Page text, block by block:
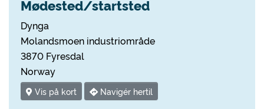
Mødested/startsted
Dynga
Molandsmoen industriområde
3870 Fyresdal
Norway
Vis på kort Navigér hertil